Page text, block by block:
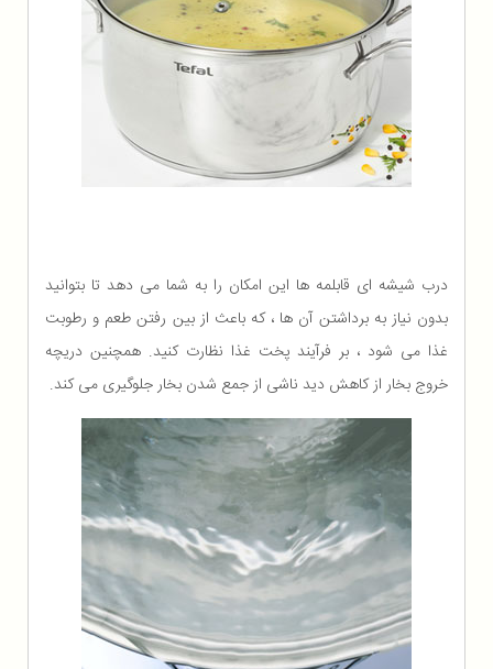
درب شیشه ای قابلمه ها این امکان را به شما می دهد تا بتوانید
بدون نیاز به برداشتن آن ها ، که باعث از بین رفتن طعم و رطوبت
غذا می شود ، بر فرآیند پخت غذا نظارت کنید. همچنین دریچه
خروج بخار از کاهش دید ناشی از جمع شدن بخار جلوگیری می کند.